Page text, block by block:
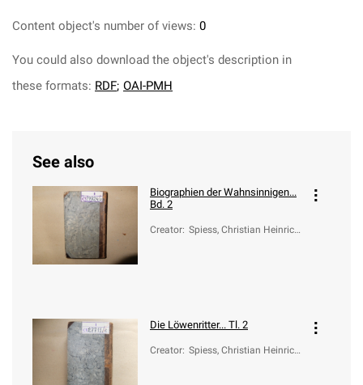
Content object's number of views: 0
You could also download the object's description in
these formats: RDF; OAI-PMH
See also
Biographien der Wahnsinnigen...
Bd. 2
Creator: Spiess, Christian Heinrich
Die Löwenritter... Tl. 2
Creator: Spiess, Christian Heinrich